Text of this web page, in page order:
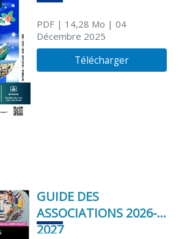
PDF| 14,28 Mo | 04
Décembre 2025
Télécharger
GUIDE DES
ASSOCIATIONS 2026-
2027